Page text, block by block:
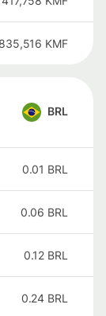
835,516 KMF
BRL
0.01 BRL
0.06 BRL
0.12 BRL
0.24 BRL